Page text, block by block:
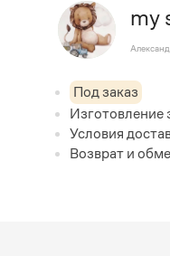
my
Под заказ
Изготовление
Условия
Возврат и